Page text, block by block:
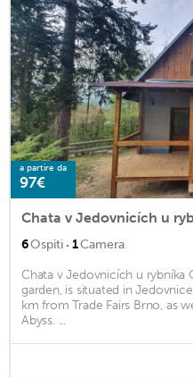
a partire da
97€
Chata v Jedovnicích u
6Ospiti · 1Camera
Chata v Jedovnicích u
garden, is situated in
km from Trade Fairs Brno, as
Abyss. ...